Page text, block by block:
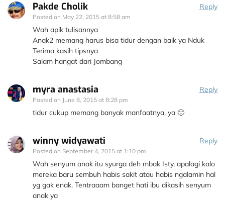
Pakde Cholik
Posted on May 22, 2015 at 8:58 am
Reply
Wah apik tulisannya
Anak2 memang harus bisa tidur dengan baik ya Nduk
Terima kasih tipsnya
Salam hangat dari Jombang
myra anastasia
Posted on June 8, 2015 at 8:28 pm
Reply
tidur cukup memang banyak manfaatnya, ya 🙂
winny widyawati
Posted on September 4, 2015 at 1:10 pm
Reply
Wah senyum anak itu syurga deh mbak Isty, apalagi kalo
mereka baru sembuh habis sakit atau habis ngalamin hal
yg gak enak. Tentraaam banget hati ibu dikasih senyum
anak ya